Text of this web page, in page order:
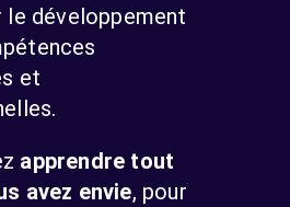
le développement
et
apprendre tout
avez envie, pour